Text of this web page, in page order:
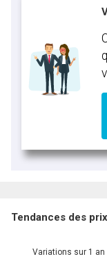
Tendances des
Variations sur 1